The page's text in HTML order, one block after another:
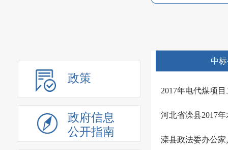
政策
政府信息
公开指南
中
2017年电代煤项
河北省滦县2017
滦县政法委办公家